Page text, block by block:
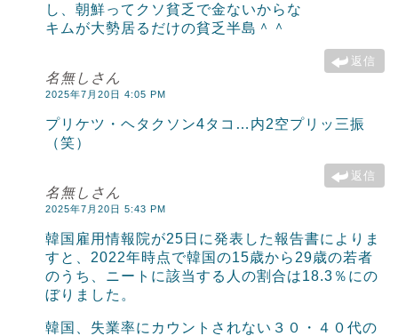
し、朝鮮ってクソ貧乏で金ないからな
キムが大勢居るだけの貧乏半島＾＾
返信
名無しさん
2025年7月20日 4:05 PM
プリケツ・ヘタクソン4タコ…内2空プリッ三振
（笑）
返信
名無しさん
2025年7月20日 5:43 PM
韓国雇用情報院が25日に発表した報告書によりま
すと、2022年時点で韓国の15歳から29歳の若者
のうち、ニートに該当する人の割合は18.3％にの
ぼりました。
韓国、失業率にカウントされない３０・４０代の